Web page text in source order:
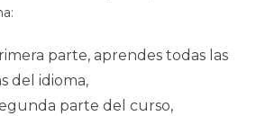
parte, aprendes todas las
del idioma,
parte del curso,